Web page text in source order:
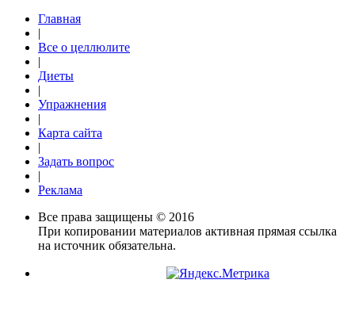
Главная
|
Все о целлюлите
|
Диеты
|
Упражнения
|
Карта сайта
|
Задать вопрос
|
Реклама
Все права защищены © 2016
При копировании материалов активная прямая ссылка
на источник обязательна.